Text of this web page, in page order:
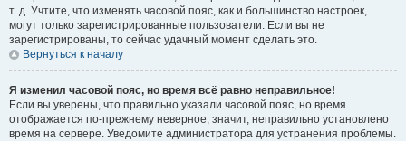
т. д. Учтите, что изменять часовой пояс, как и большинство настроек,
могут только зарегистрированные пользователи. Если вы не
зарегистрированы, то сейчас удачный момент сделать это.
Вернуться к началу
Я изменил часовой пояс, но время всё равно неправильное!
Если вы уверены, что правильно указали часовой пояс, но время
отображается по-прежнему неверное, значит, неправильно установлено
время на сервере. Уведомите администратора для устранения проблемы.